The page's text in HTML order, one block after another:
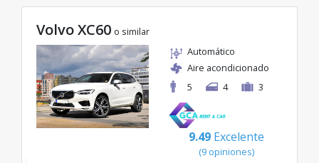
Volvo XC60 o similar
Automático
Aire acondicionado
5
4 3
9.49 Excelente
(9 opiniones)